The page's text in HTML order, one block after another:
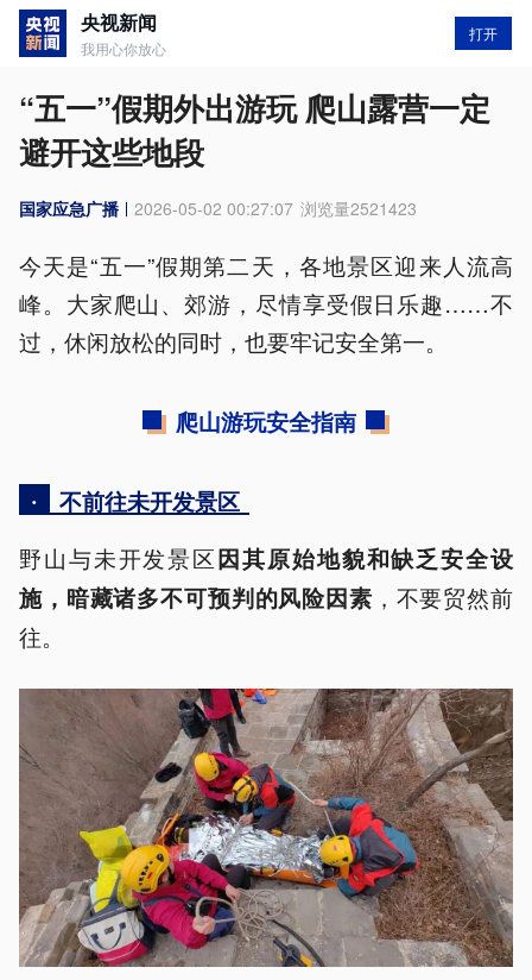
央视新闻
我用心你放心
打开
“五一”假期外出游玩 爬山露营一定
避开这些地段
国家应急广播 2026-05-02 00:27:07 浏览量2521423
今天是“五一”假期第二天，各地景区迎来人流高
峰。大家爬山、郊游，尽情享受假日乐趣……不
过，休闲放松的同时，也要牢记安全第一。
爬山游玩安全指南
·
不前往未开发景区
野山与未开发景区因其原始地貌和缺乏安全设
施，暗藏诸多不可预判的风险因素 ，不要贸然前
往。